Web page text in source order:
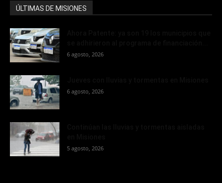
ÚLTIMAS DE MISIONES
6 agosto, 2026
6 agosto, 2026
5 agosto, 2026